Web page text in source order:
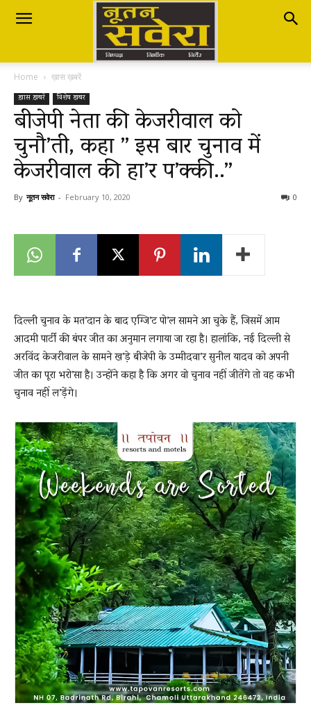
Nutan
Savera
नूतन
सवेरा
News
Home ख़ास ख़बरें
ख़ास ख़बरें विशेष खबर
बीजेपी नेता की केजरीवाल को
चुनौ’ती, कहा ” इस बार चुनाव में
केजरीवाल की हा’र प’क्की..”
By नूतन सवेरा - February 10, 2020 0
दिल्ली चुनाव के मत’दान के बाद एग्जि’ट पो’ल सामने आ चुके हैं, जिसमें आम
आदमी पार्टी की बंपर जीत का अनुमान लगाया जा रहा है। हालांकि, नई दिल्ली से
अरविंद केजरीवाल के सामने ख’ड़े बीजेपी के उम्मीदवा’र सुनील यादव को अपनी
जीत का पूरा भरो’सा है। उन्होंने कहा है कि अगर वो चुनाव नहीं जीतेंगे तो वह कभी
चुनाव नहीं ल’ड़ेंगे।